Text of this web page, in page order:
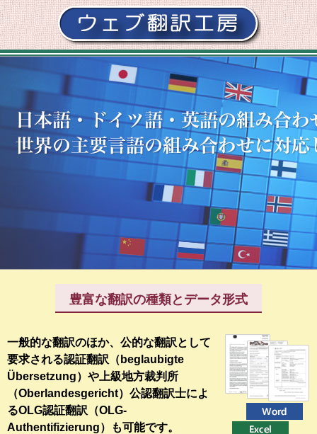
豊富な翻訳の種類とデータ形式
一般的な翻訳のほか、公的な翻訳として
要求される認証翻訳（beglaubigte
Übersetzung）や上級地方裁判所
（Oberlandesgericht）公認翻訳士によ
るOLG認証翻訳（OLG-
Authentifizierung）も可能です。